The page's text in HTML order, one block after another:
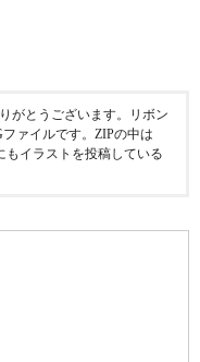
がとうございます。リボン
ァイルです。ZIPの中は
もイラストを投稿している